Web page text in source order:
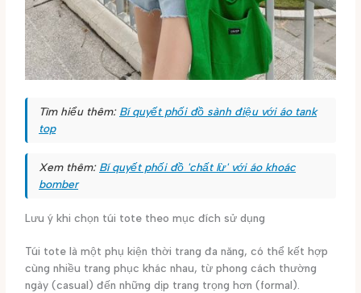
Tìm hiểu thêm: Bí quyết phối đồ sành điệu với áo tank
top
Xem thêm: Bí quyết phối đồ 'chất lừ' với áo khoác
bomber
Lưu ý khi chọn túi tote theo mục đích sử dụng
Túi tote là một phụ kiện thời trang đa năng, có thể kết hợp
cùng nhiều trang phục khác nhau, từ phong cách thường
ngày (casual) đến những dịp trang trọng hơn (formal).